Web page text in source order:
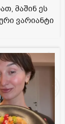
მაშინ ეს
ვარიანტი